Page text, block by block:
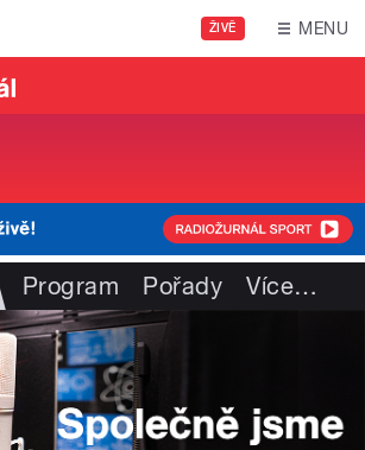
ŽIVĚ MENU
Program Pořady Více…